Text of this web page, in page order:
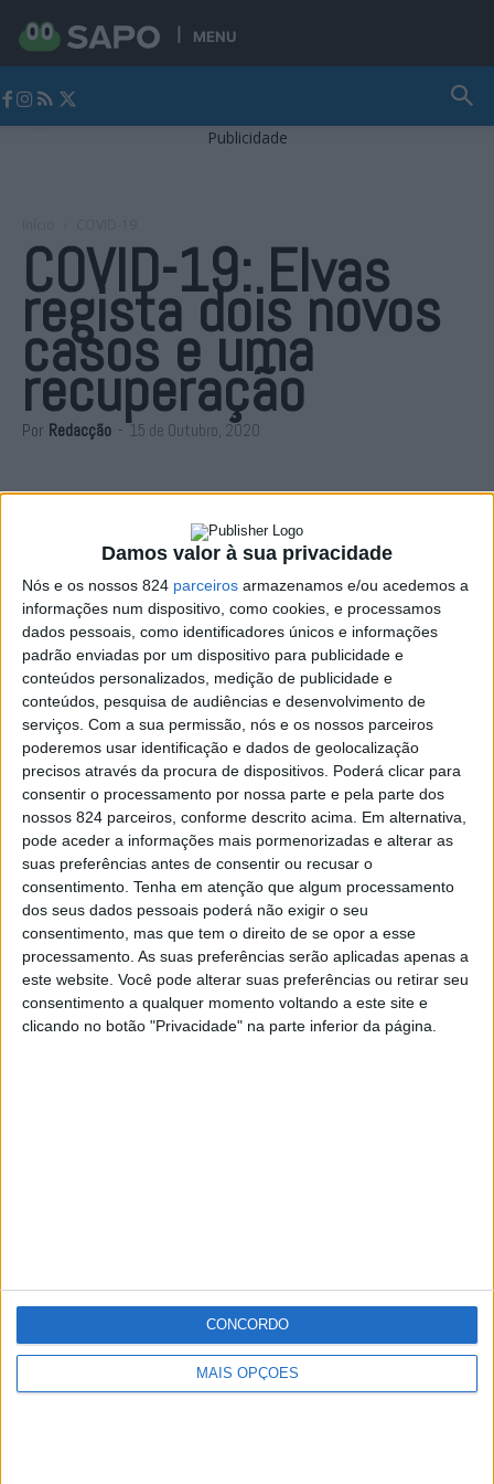
Damos valor à sua privacidade
Nós e os nossos 824 parceiros armazenamos e/ou acedemos a
informações num dispositivo, como cookies, e processamos
dados pessoais, como identificadores únicos e informações
padrão enviadas por um dispositivo para publicidade e
conteúdos personalizados, medição de publicidade e
conteúdos, pesquisa de audiências e desenvolvimento de
serviços. Com a sua permissão, nós e os nossos parceiros
poderemos usar identificação e dados de geolocalização
precisos através da procura de dispositivos. Poderá clicar para
consentir o processamento por nossa parte e pela parte dos
nossos 824 parceiros, conforme descrito acima. Em alternativa,
pode aceder a informações mais pormenorizadas e alterar as
suas preferências antes de consentir ou recusar o
consentimento. Tenha em atenção que algum processamento
dos seus dados pessoais poderá não exigir o seu
consentimento, mas que tem o direito de se opor a esse
processamento. As suas preferências serão aplicadas apenas a
este website. Você pode alterar suas preferências ou retirar seu
consentimento a qualquer momento voltando a este site e
clicando no botão "Privacidade" na parte inferior da página.
MAIS OPÇÕES
CONCORDO
MENU
Publicidade
COVID-19: Elvas
regista dois novos
casos e uma
recuperação
Por Redacção - 15 de Outubro, 2020
O concelho de Elvas regista esta quinta-feira, dia 15,
dois novos casos de COVID-19 e uma recuperação.
De acordo com a actualização diária do município, o
concelho regista um total de 53 casos confirmados,